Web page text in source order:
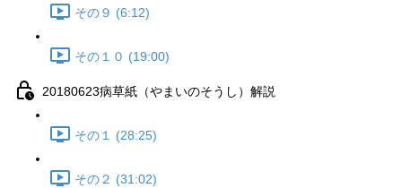
その９ (6:12)
その１０ (19:00)
20180623病草紙（やまいのそうし）解説
その１ (28:25)
その２ (31:02)